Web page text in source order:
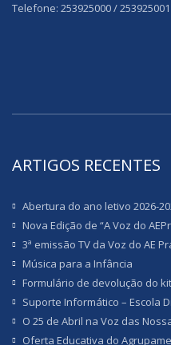
Telefone: 253925000 / 253925001
ARTIGOS RECENTES
Abertura do ano letivo 2026-
Nova Edição de “A Voz do
3ª emissão TV da Voz do AE
Música para a Infância
Formulário de devolução do
Suporte Informático – Escola
O 25 de Abril na Voz das
Oferta Educativa do